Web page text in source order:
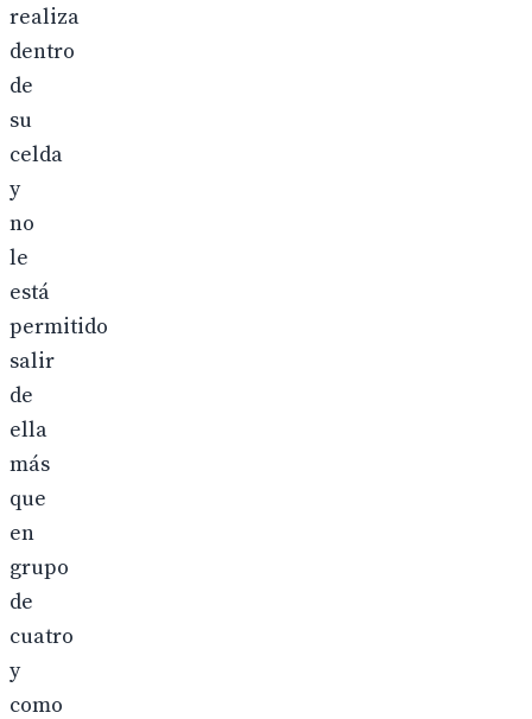
realiza
dentro
de
su
celda
y
no
le
está
permitido
salir
de
ella
más
que
en
grupo
de
cuatro
y
como